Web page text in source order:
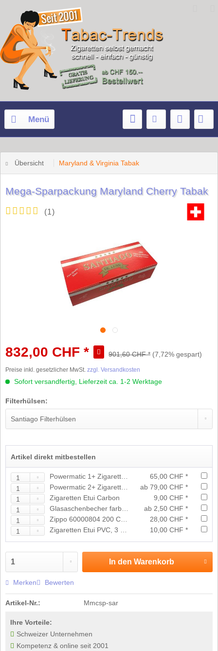
Menü
Übersicht Maryland & Virginia Tabak
Mega-Sparpackung Maryland Cherry Tabak
(1)
832,00 CHF * 901,60 CHF * (7,72% gespart)
Preise inkl. gesetzlicher MwSt. zzgl. Versandkosten
Sofort versandfertig, Lieferzeit ca. 1-2 Werktage
Filterhülsen:
Artikel direkt mitbestellen
65,00 CHF *
ab 79,00 CHF *
Zigaretten Etui Carbon
9,00 CHF *
ab 2,50 CHF *
28,00 CHF *
10,00 CHF *
In den Warenkorb
Merken Bewerten
Artikel-Nr.: Mmcsp-sar
Ihre Vorteile:
Schweizer Unternehmen
Kompetenz & online seit 2001